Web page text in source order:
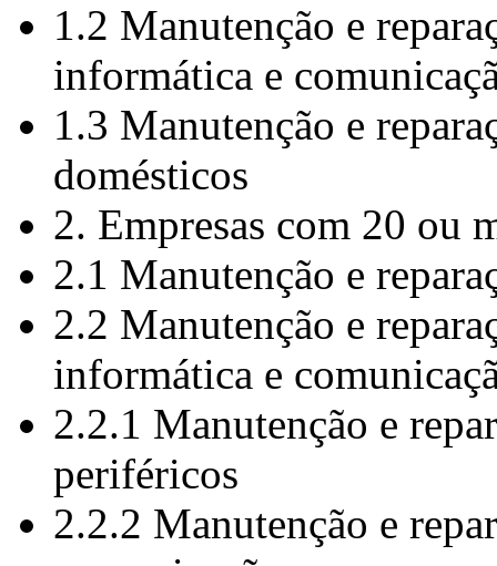
1.2 Manutenção e
informática e
1.3 Manutenção e
domésticos
2. Empresas com 20 ou
2.1 Manutenção e
2.2 Manutenção e
informática e
2.2.1 Manutenção e
periféricos
2.2.2 Manutenção e